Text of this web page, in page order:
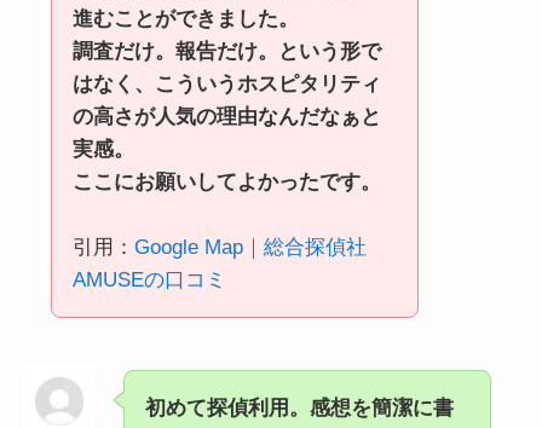
進むことができました。
調査だけ。報告だけ。という形で
はなく、こういうホスピタリティ
の高さが人気の理由なんだなぁと
実感。
ここにお願いしてよかったです。
引用： Google Map｜総合探偵社
AMUSEの口コミ
初めて探偵利用。感想を簡潔に書